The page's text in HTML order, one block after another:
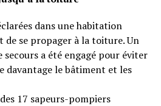
dans une habitation
de se propager à la toiture. Un
a été engagé pour éviter
davantage le bâtiment et les
17 sapeurs-pompiers